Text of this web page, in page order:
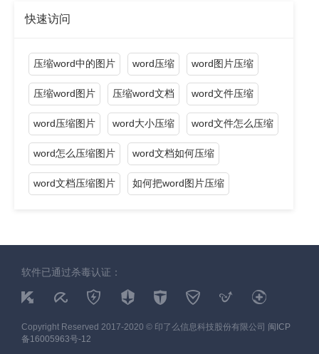
快速访问
压缩word中的图片 word压缩 word图片压缩
压缩word图片 压缩word文档 word文件压缩
word压缩图片 word大小压缩 word文件怎么压缩
word怎么压缩图片 word文档如何压缩
word文档压缩图片 如何把word图片压缩
软件已通过杀毒认证：
Copyright Reserved 2017-2020 © 印了么信息科技股份有限公司 闽ICP
备16005963号-12